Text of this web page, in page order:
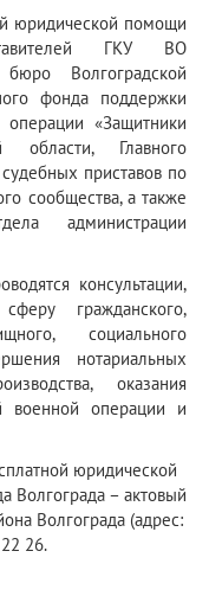
юридической помощи
ГКУ ВО
бюро Волгоградской
фонда поддержки
операции «Защитники
области, Главного
приставов по
сообщества, а также
администрации
консультации,
гражданского,
социального
нотариальных
оказания
военной операции и
юридической
Волгограда – актовый
Волгограда (адрес:
26.